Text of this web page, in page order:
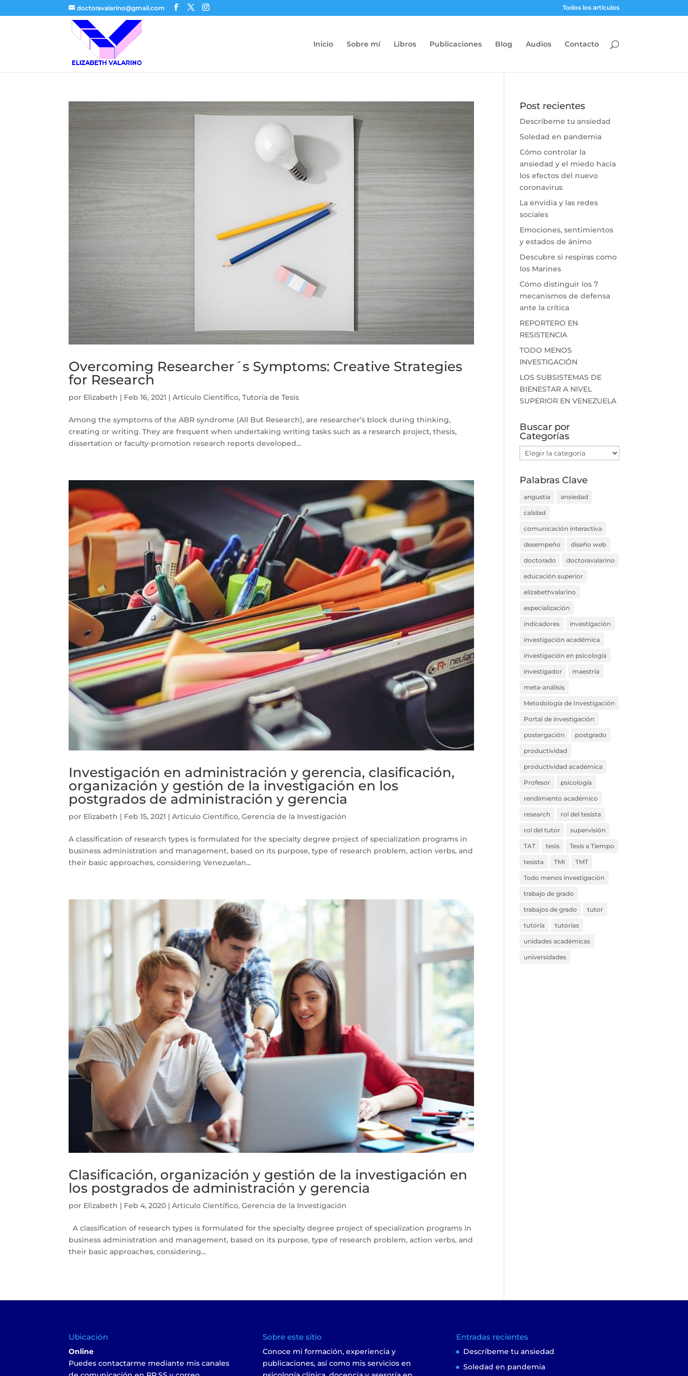
doctoravalarino@gmail.com Todos los artículos
Inicio Sobre mí Libros Publicaciones Blog Audios Contacto
Overcoming Researcher´s Symptoms: Creative Strategies
for Research
por Elizabeth | Feb 16, 2021 |Artículo Científico,Tutoría de Tesis
Among the symptoms of the ABR syndrome (All But Research), are researcher’s block during thinking,
creating or writing. They are frequent when undertaking writing tasks such as a research project, thesis,
dissertation or faculty-promotion research reports developed...
Investigación en administración y gerencia, clasificación,
organización y gestión de la investigación en los
postgrados de administración y gerencia
por Elizabeth | Feb 15, 2021 |Artículo Científico,Gerencia de la Investigación
A classification of research types is formulated for the specialty degree project of specialization programs in
business administration and management, based on its purpose, type of research problem, action verbs, and
their basic approaches, considering Venezuelan...
Clasificación, organización y gestión de la investigación en
los postgrados de administración y gerencia
por Elizabeth | Feb 4, 2020 |Artículo Científico,Gerencia de la Investigación
A classification of research types is formulated for the specialty degree project of specialization programs in
business administration and management, based on its purpose, type of research problem, action verbs, and
their basic approaches, considering...
Post recientes
Descríbeme tu ansiedad
Soledad en pandemia
Cómo controlar la
ansiedad y el miedo hacia
los efectos del nuevo
coronavirus
La envidia y las redes
sociales
Emociones, sentimientos
y estados de ánimo
Descubre si respiras como
los Marines
Cómo distinguir los 7
mecanismos de defensa
ante la crítica
REPORTERO EN
RESISTENCIA
TODO MENOS
INVESTIGACIÓN
LOS SUBSISTEMAS DE
BIENESTAR A NIVEL
SUPERIOR EN VENEZUELA
Buscar por
Categorías
Buscar
por
Categorías
Palabras Clave
angustia ansiedad
calidad
comunicación interactiva
desempeño diseño web
doctorado doctoravalarino
educación superior
elizabethvalarino
especialización
indicadores investigación
investigación académica
investigación en psicología
investigador maestría
meta-análisis
Metodología de Investigación
Portal de investigación
postergación postgrado
productividad
productividad académica
Profesor psicología
rendimiento académico
research rol del tesista
rol del tutor supervisión
TAT tesis Tesis a Tiempo
tesista TMI TMT
Todo menos investigación
trabajo de grado
trabajos de grado tutor
tutoría tutorías
unidades académicas
universidades
Ubicación
Online
Puedes contactarme mediante mis canales
Sobre este sitio
Conoce mi formación, experiencia y
publicaciones, así como mis servicios en
Entradas recientes
Descríbeme tu ansiedad
Soledad en pandemia